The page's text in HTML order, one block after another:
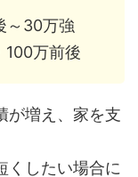
～30万強
100万前後
が増え、家を支
くしたい場合に